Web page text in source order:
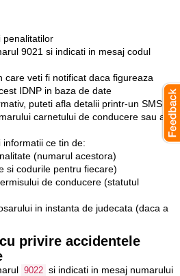
penalitatilor
9021 si indicati in mesaj codul
care veti fi notificat daca figureaza
IDNP in baza de date
puteti afla detalii printr-un SMS la
carnetului de conducere sau a
informatii ce tin de:
(numarul acestora)
si codurile pentru fiecare)
de conducere (statutul
in instanta de judecata (daca a
privire accidentele
9022 si indicati in mesaj numarului